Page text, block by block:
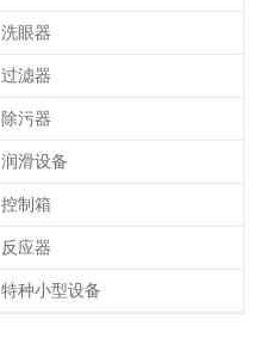
洗眼器
过滤器
除污器
润滑设备
控制箱
反应器
特种小型设备